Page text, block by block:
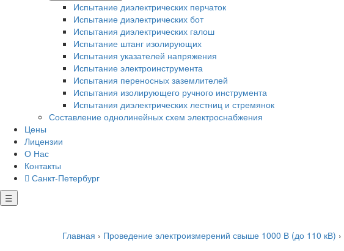
Испытание диэлектрических перчаток
Испытание диэлектрических бот
Испытания диэлектрических галош
Испытание штанг изолирующих
Испытания указателей напряжения
Испытание электроинструмента
Испытания переносных заземлителей
Испытания изолирующего ручного инструмента
Испытания диэлектрических лестниц и стремянок
Составление однолинейных схем электроснабжения
Цены
Лицензии
О Нас
Контакты
Санкт-Петербург
☰
Главная › Проведение электроизмерений свыше 1000 В (до 110 кВ) ›